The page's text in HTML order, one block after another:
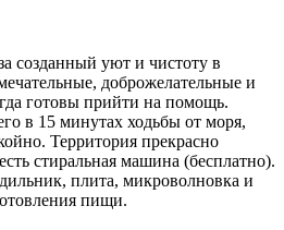
созданный уют и чистоту в
доброжелательные и
готовы прийти на помощь.
в 15 минутах ходьбы от моря,
Территория прекрасно
стиральная машина (бесплатно).
плита, микроволновка и
пищи.